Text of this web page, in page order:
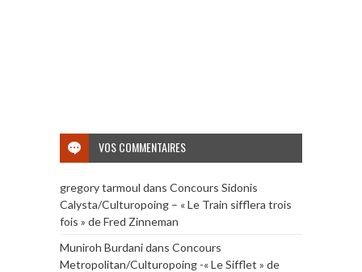
VOS COMMENTAIRES
gregory tarmoul dans Concours Sidonis
Calysta/Culturopoing – « Le Train sifflera trois
fois » de Fred Zinneman
Muniroh Burdanidans Concours
Metropolitan/Culturopoing -« Le Sifflet » de